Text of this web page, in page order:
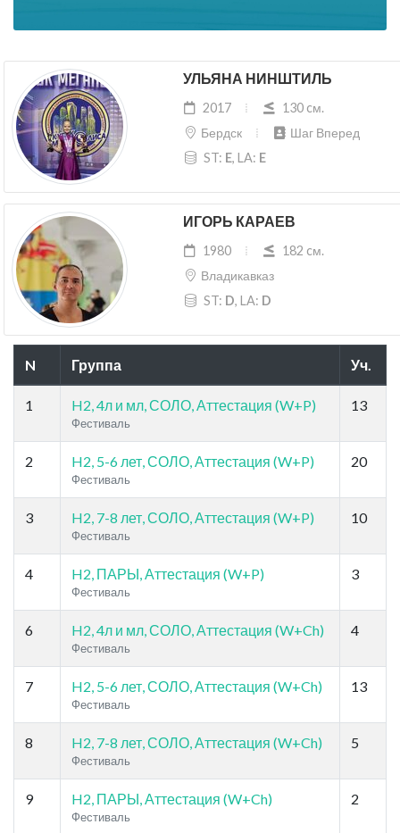
УЛЬЯНА НИНШТИЛЬ
2017
130 cм.
Бердск
Шаг Вперед
ST: E, LA: E
ИГОРЬ КАРАЕВ
1980
182 cм.
Владикавказ
ST: D, LA: D
N Группа Уч.
1 H2, 4л и мл, СОЛО, Аттестация (W+P)
Фестиваль
13
2 H2, 5-6 лет, СОЛО, Аттестация (W+P)
Фестиваль
20
3 H2, 7-8 лет, СОЛО, Аттестация (W+P)
Фестиваль
10
4 H2, ПАРЫ, Аттестация (W+P)
Фестиваль
3
6 H2, 4л и мл, СОЛО, Аттестация (W+Ch)
Фестиваль
4
7 H2, 5-6 лет, СОЛО, Аттестация (W+Ch)
Фестиваль
13
8 H2, 7-8 лет, СОЛО, Аттестация (W+Ch)
Фестиваль
5
9 H2, ПАРЫ, Аттестация (W+Ch)
Фестиваль
2